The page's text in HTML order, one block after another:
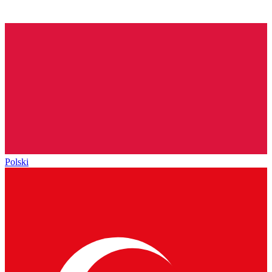
Polski